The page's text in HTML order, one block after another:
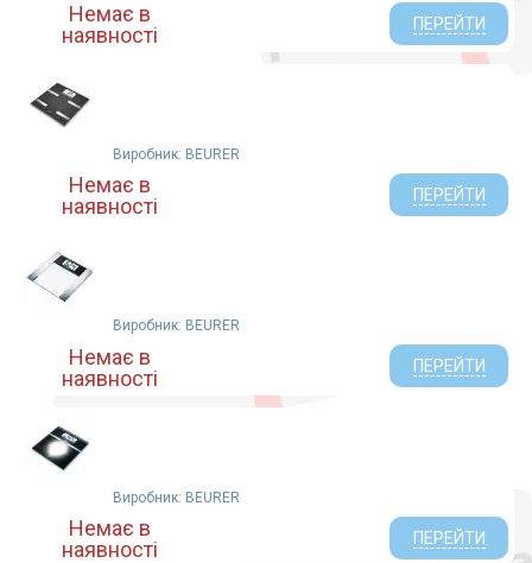
Немає в
наявності
ПЕРЕЙТИ
Виробник: BEURER
Немає в
наявності
ПЕРЕЙТИ
Виробник: BEURER
Немає в
наявності
ПЕРЕЙТИ
Виробник: BEURER
Немає в
наявності
ПЕРЕЙТИ